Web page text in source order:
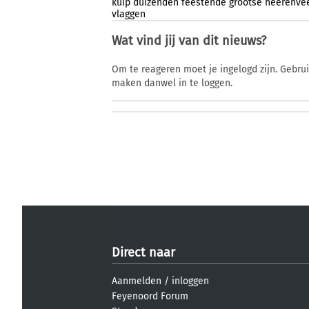
kuip duizenden feestende grootse
vlaggen
Wat vind jij van dit nieuws?
Om te reageren moet je ingelogd zijn.
maken danwel in te loggen.
Direct naar
Aanmelden / inloggen
Feyenoord Forum